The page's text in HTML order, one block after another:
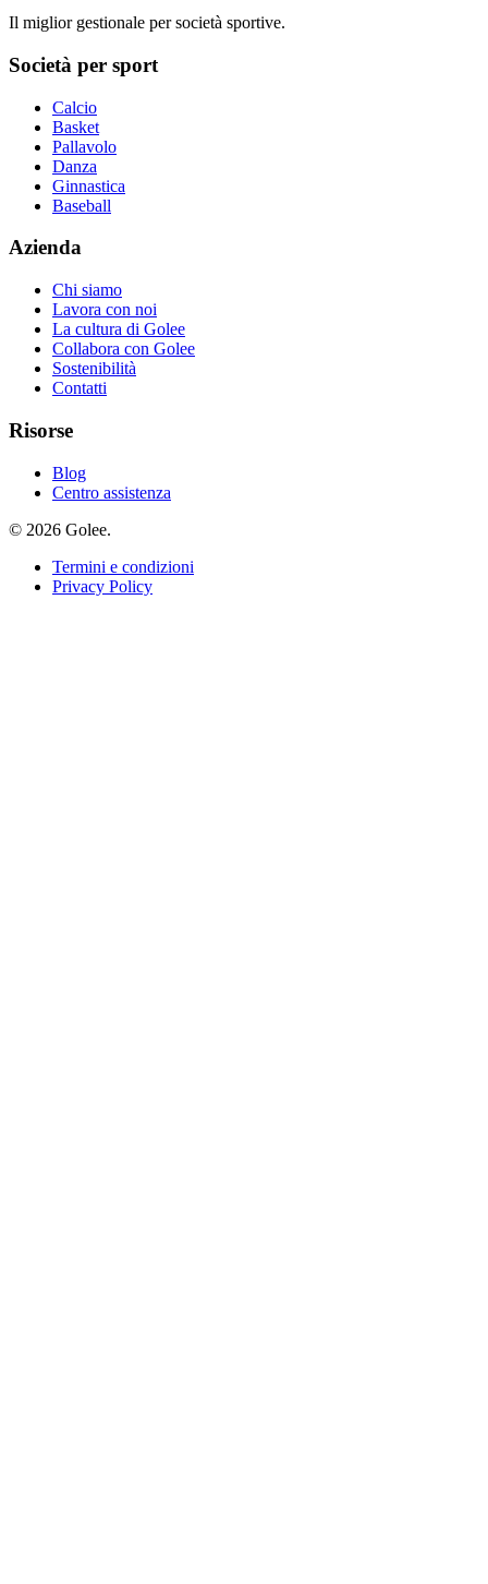
Il miglior gestionale per società sportive.
Società per sport
Calcio
Basket
Pallavolo
Danza
Ginnastica
Baseball
Azienda
Chi siamo
Lavora con noi
La cultura di Golee
Collabora con Golee
Sostenibilità
Contatti
Risorse
Blog
Centro assistenza
© 2026 Golee.
Termini e condizioni
Privacy Policy